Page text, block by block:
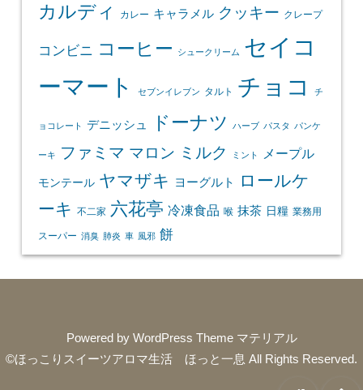
カルディ カレー キャラメル クッキー クレープ
コンビニ コーヒー シュークリーム セイコ
ーマート
セブンイレブン タルト チョコ チ
ョコレート デニッシュ ドーナツ ハーブ パスタ パンケ
ーキ ファミマ マロン ミルク ミント メープル
モンテール ヤマザキ ヨーグルト
ロールケ
ーキ 不二家 六花亭 冷凍食品 喉 抹茶 日糧 業務用
スーパー 消臭 肺炎 車 風邪 餅
Powered by WordPress Theme マテリアル
©ほっこりスイーツアロマ生活 ほっと一息 All Rights Reserved.